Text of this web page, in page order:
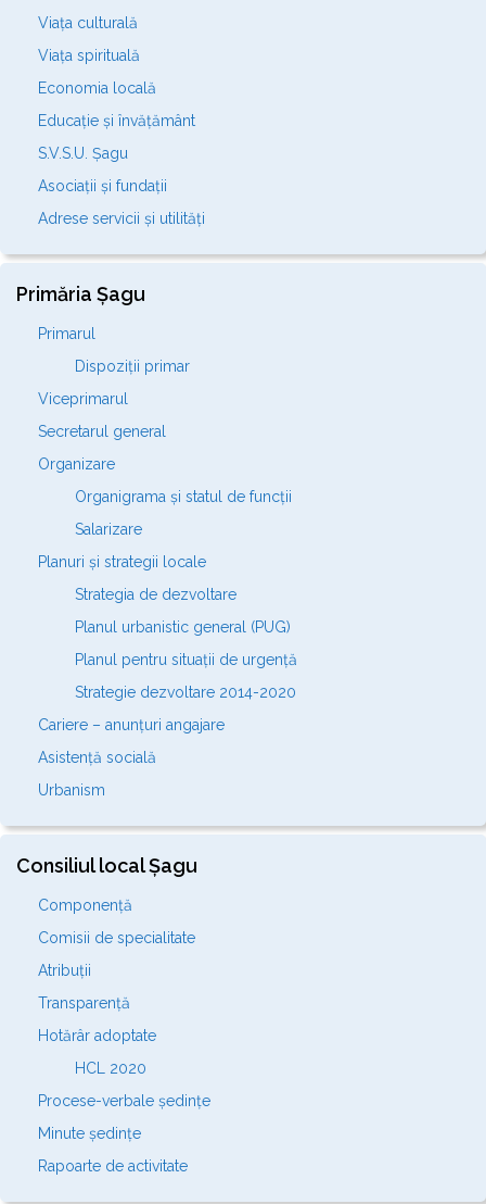
Viața culturală
Viața spirituală
Economia locală
Educație și învățământ
S.V.S.U. Șagu
Asociații și fundații
Adrese servicii și utilități
Primăria Șagu
Primarul
Dispoziții primar
Viceprimarul
Secretarul general
Organizare
Organigrama și statul de funcții
Salarizare
Planuri și strategii locale
Strategia de dezvoltare
Planul urbanistic general (PUG)
Planul pentru situații de urgență
Strategie dezvoltare 2014-2020
Cariere – anunțuri angajare
Asistență socială
Urbanism
Consiliul local Șagu
Componență
Comisii de specialitate
Atribuții
Transparență
Hotărâr adoptate
HCL 2020
Procese-verbale ședințe
Minute ședințe
Rapoarte de activitate